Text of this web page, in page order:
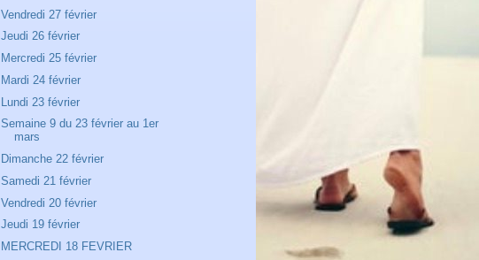
Vendredi 27 février
Jeudi 26 février
Mercredi 25 février
Mardi 24 février
Lundi 23 février
Semaine 9 du 23 février au 1er
mars
Dimanche 22 février
Samedi 21 février
Vendredi 20 février
Jeudi 19 février
MERCREDI 18 FEVRIER